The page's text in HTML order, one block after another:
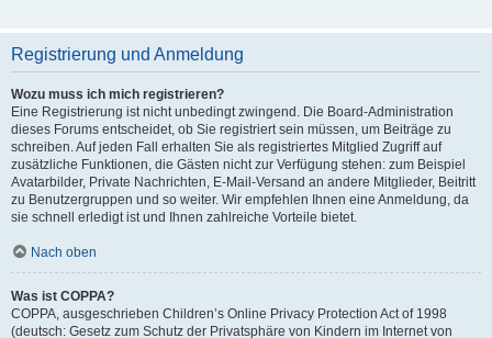
Registrierung und Anmeldung
Wozu muss ich mich registrieren?
Eine Registrierung ist nicht unbedingt zwingend. Die Board-Administration
dieses Forums entscheidet, ob Sie registriert sein müssen, um Beiträge zu
schreiben. Auf jeden Fall erhalten Sie als registriertes Mitglied Zugriff auf
zusätzliche Funktionen, die Gästen nicht zur Verfügung stehen: zum Beispiel
Avatarbilder, Private Nachrichten, E-Mail-Versand an andere Mitglieder, Beitritt
zu Benutzergruppen und so weiter. Wir empfehlen Ihnen eine Anmeldung, da
sie schnell erledigt ist und Ihnen zahlreiche Vorteile bietet.
Nach oben
Was ist COPPA?
COPPA, ausgeschrieben Children’s Online Privacy Protection Act of 1998
(deutsch: Gesetz zum Schutz der Privatsphäre von Kindern im Internet von